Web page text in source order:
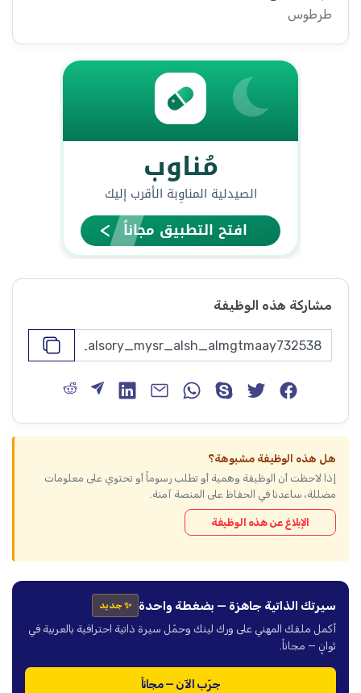
طرطوس
مشاركة هذه الوظيفة
هل هذه الوظيفة مشبوهة؟
إذا لاحظت أن الوظيفة وهمية أو تطلب رسوماً أو تحتوي على معلومات
مضللة، ساعدنا في الحفاظ على المنصة آمنة.
الإبلاغ عن هذه الوظيفة
سيرتك الذاتية جاهزة — بضغطة واحدة ✨ جديد
أكمل ملفك المهني على ورك لينك وحمّل سيرة ذاتية احترافية بالعربية في
ثوانٍ — مجاناً.
جرّب الآن — مجاناً